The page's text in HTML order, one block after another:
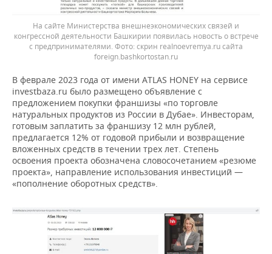
На сайте Министерства внешнеэкономических связей и
конгрессной деятельности Башкирии появилась новость о встрече
с предпринимателями. Фото: скрин realnoevremya.ru сайта
foreign.bashkortostan.ru
В феврале 2023 года от имени ATLAS HONEY на сервисе
investbaza.ru было размещено объявление с
предложением покупки франшизы «по торговле
натуральных продуктов из России в Дубае». Инвесторам,
готовым заплатить за франшизу 12 млн рублей,
предлагается 12% от годовой прибыли и возвращение
вложенных средств в течении трех лет. Степень
освоения проекта обозначена словосочетанием «резюме
проекта», направление использования инвестиций —
«пополнение оборотных средств».